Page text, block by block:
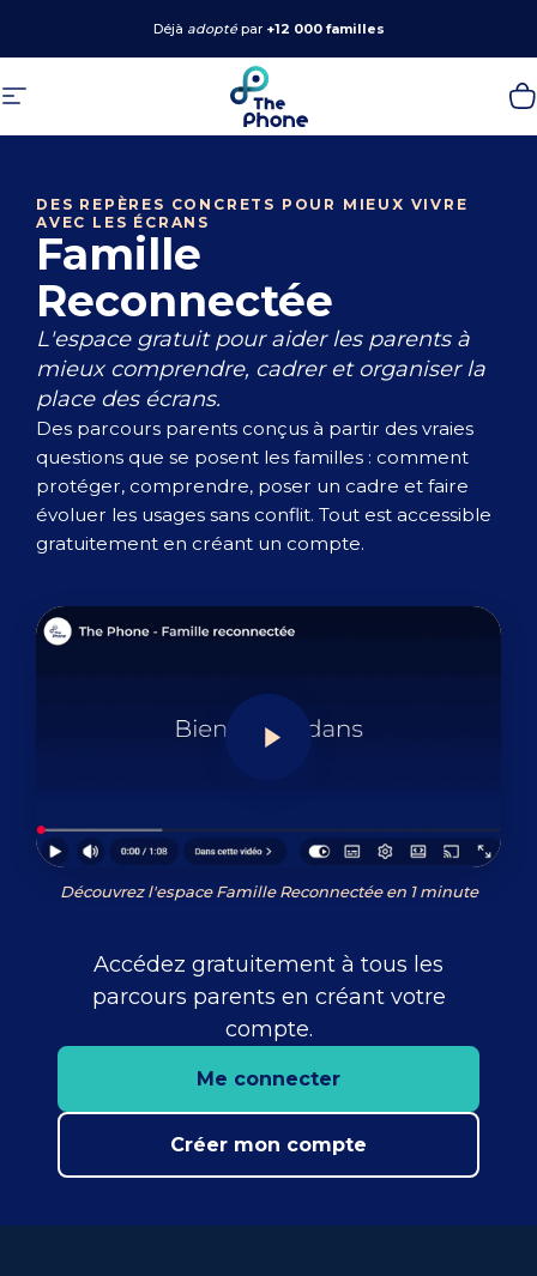
Déjà adoptépar +12 000 familles
Navigation The Phone
DES REPÈRES CONCRETS POUR MIEUX VIVRE
AVEC LES ÉCRANS
Famille
Reconnectée
L'espace gratuit pour aider les parents à
mieux comprendre, cadrer et organiser la
place des écrans.
Des parcours parents conçus à partir des vraies
questions que se posent les familles : comment
protéger, comprendre, poser un cadre et faire
évoluer les usages sans conflit. Tout est accessible
gratuitement en créant un compte.
Découvrez l'espace Famille Reconnectée en 1 minute
Accédez gratuitement à tous les
parcours parents en créant votre
compte.
Me connecter
Créer mon compte